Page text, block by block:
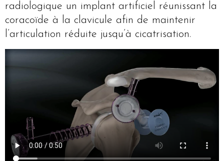
radiologique un implant artificiel réunissant la
coracoïde à la clavicule afin de maintenir
l’articulation réduite jusqu’à cicatrisation.